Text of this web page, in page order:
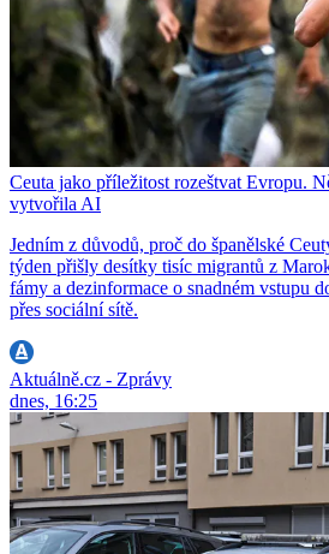
Ceuta jako příležitost rozeštvat Evropu.
vytvořila AI
Jedním z důvodů, proč do španělské
týden přišly desítky tisíc migrantů z
fámy a dezinformace o snadném vstupu
přes sociální sítě.
Aktuálně.cz - Zprávy
dnes, 16:25